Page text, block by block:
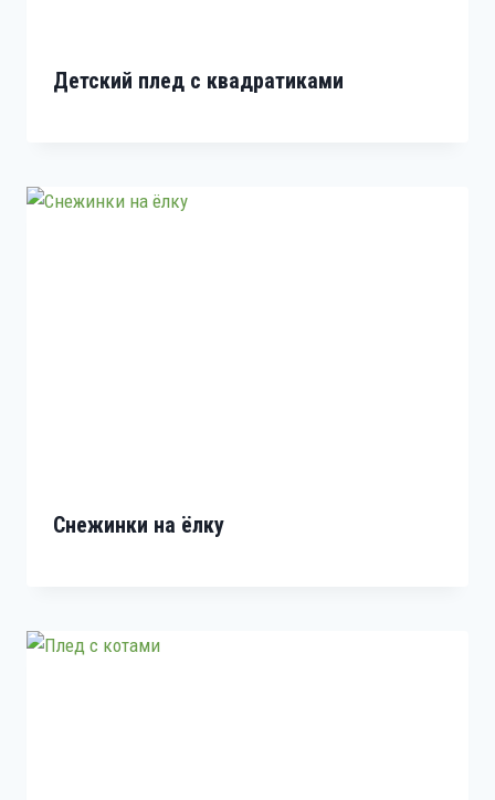
Детский плед с квадратиками
Снежинки на ёлку